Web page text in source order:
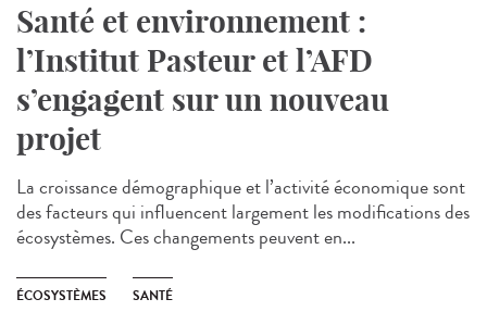
Santé et environnement :
l’Institut Pasteur et l’AFD
s’engagent sur un nouveau
projet
La croissance démographique et l’activité économique sont
des facteurs qui influencent largement les modifications des
écosystèmes. Ces changements peuvent en...
ÉCOSYSTÈMES SANTÉ